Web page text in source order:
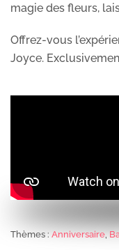
magie des fleurs,
Offrez-vous
Joyce.
Thèmes : Anniversaire